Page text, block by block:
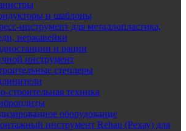
и шаблоны
инструмент для металлопластика,
нержавейки
и рации
инструмент
степлеры
строительная техника
оборудование
инструмент Rehau (Рехау) для